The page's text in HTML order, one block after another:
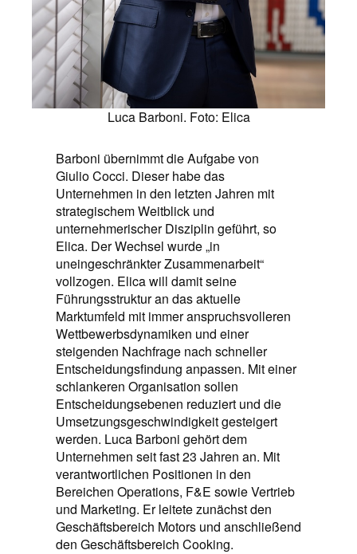
Luca Barboni. Foto: Elica
Barboni übernimmt die Aufgabe von
Giulio Cocci. Dieser habe das
Unternehmen in den letzten Jahren mit
strategischem Weitblick und
unternehmerischer Disziplin geführt, so
Elica. Der Wechsel wurde „in
uneingeschränkter Zusammenarbeit“
vollzogen. Elica will damit seine
Führungsstruktur an das aktuelle
Marktumfeld mit immer anspruchsvolleren
Wettbewerbsdynamiken und einer
steigenden Nachfrage nach schneller
Entscheidungsfindung anpassen. Mit einer
schlankeren Organisation sollen
Entscheidungsebenen reduziert und die
Umsetzungsgeschwindigkeit gesteigert
werden. Luca Barboni gehört dem
Unternehmen seit fast 23 Jahren an. Mit
verantwortlichen Positionen in den
Bereichen Operations, F&E sowie Vertrieb
und Marketing. Er leitete zunächst den
Geschäftsbereich Motors und anschließend
den Geschäftsbereich Cooking.